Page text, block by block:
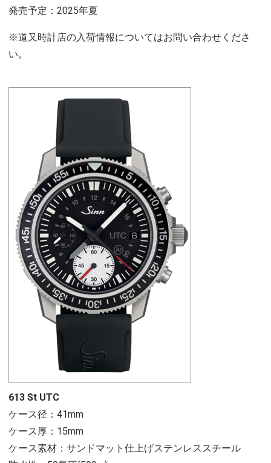
発売予定：2025年夏
※道又時計店の入荷情報についてはお問い合わせくださ
い。
613 St UTC
ケース径：41mm
ケース厚：15mm
ケース素材：サンドマット仕上げステンレススチール